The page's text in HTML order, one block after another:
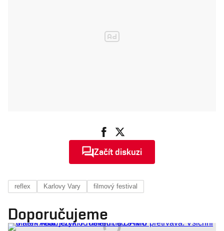
Začít diskuzi
reflex Karlovy Vary filmový festival
Doporučujeme